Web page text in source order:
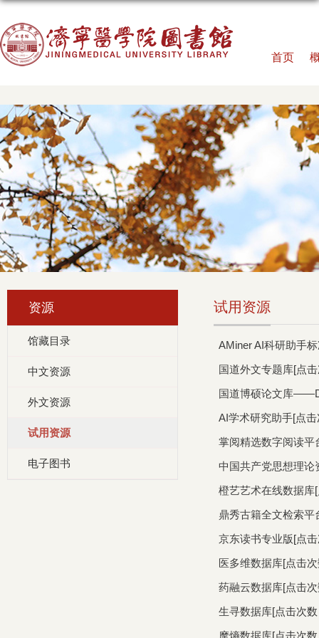
首页
资源
馆藏目录
中文资源
外文资源
试用资源
电子图书
试用资源
AMiner AI科研助手
国道外文专题库[点
国道博硕论文库
AI学术研究助手[点
掌阅精选数字阅读平
中国共产党思想理论
橙艺艺术在线数据库
鼎秀古籍全文检索平
京东读书专业版[点
医多维数据库[点击
药融云数据库[点击
生寻数据库[点击次
摩熵数据库[点击次